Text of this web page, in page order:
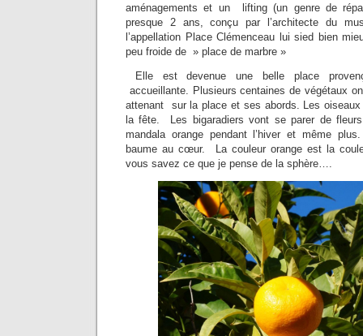
aménagements et un lifting (un genre de
presque 2 ans, conçu par l’architecte du
l’appellation Place Clémenceau lui sied bien
peu froide de » place de marbre »
Elle est devenue une belle place
accueillante. Plusieurs centaines de végétaux
attenant sur la place et ses abords. Les
la fête. Les bigaradiers vont se parer de
mandala orange pendant l’hiver et même
baume au cœur. La couleur orange est la
vous savez ce que je pense de la sphère….